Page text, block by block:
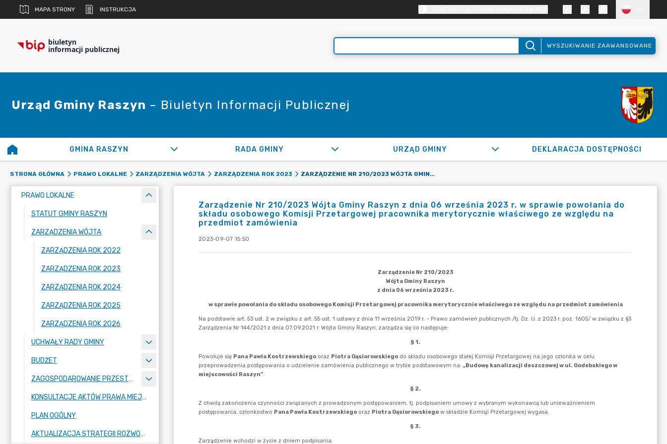
MAPA STRONY INSTRUKCJA
biuletyn
informacji publicznej WYSZUKIWANIE ZAAWANSOWANE
Urząd Gminy Raszyn – Biuletyn Informacji Publicznej
GMINA RASZYN RADA GMINY URZĄD GMINY DEKLARACJA DOSTĘPNOŚCI
STRONA GŁÓWNA PRAWO LOKALNE ZARZĄDZENIA WÓJTA ZARZĄDZENIA ROK 2023 ZARZĄDZENIE NR 210/2023 WÓJTA GMINY RASZYN Z DNIA 06 WRZEŚNIA 2023 R. W SPRAWIE POWOŁANIA DO SKŁADU OSOBOWEGO KOMISJI PRZETARGOWEJ PRACOWNIKA MERYTORYCZNIE WŁAŚCIWEGO ZE WZGLĘDU NA PRZEDMIOT ZAMÓWIENIA
PRAWO LOKALNE
STATUT GMINY RASZYN
ZARZĄDZENIA WÓJTA
ZARZĄDZENIA ROK 2022
ZARZĄDZENIA ROK 2023
ZARZĄDZENIA ROK 2024
ZARZĄDZENIA ROK 2025
ZARZĄDZENIA ROK 2026
UCHWAŁY RADY GMINY
BUDŻET
ZAGOSPODAROWANIE PRZESTRZENNE
KONSULTACJE AKTÓW PRAWA MIEJSCOWEGO I INNYCH AKTÓW PRAWNYCH
PLAN OGÓLNY
AKTUALIZACJA STRATEGII ROZWOJU GMINY RASZYN
Zarządzenie Nr 210/2023 Wójta Gminy Raszyn z dnia 06 września 2023 r. w sprawie powołania do
składu osobowego Komisji Przetargowej pracownika merytorycznie właściwego ze względu na
przedmiot zamówienia
2023-09-07 15:50